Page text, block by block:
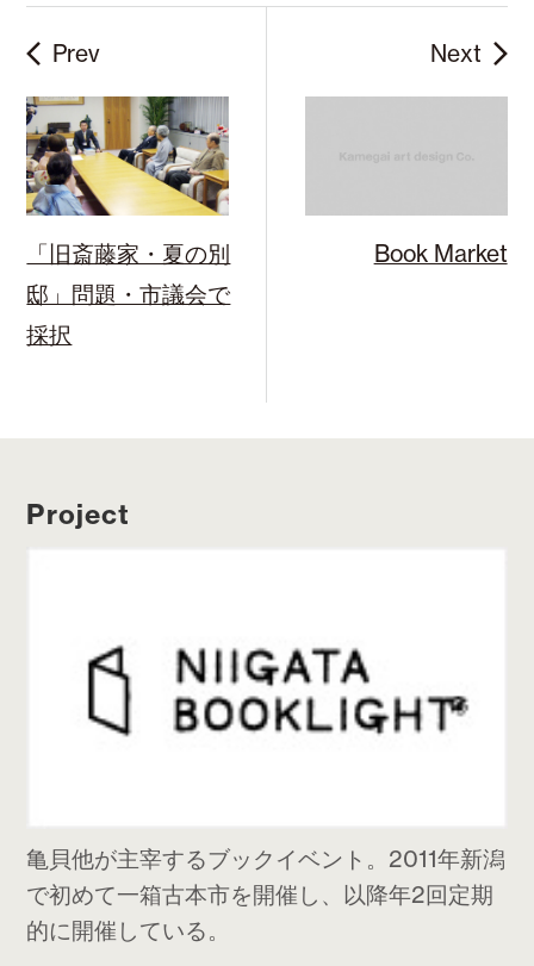
a
c
b
o
o
k
w
t
i
e
r
e
s
Prev
「旧斎藤家・夏の別
邸」問題・市議会で
採択
Next
Book Market
Project
亀貝他が主宰するブックイベント。2011年新潟
で初めて一箱古本市を開催し、以降年2回定期
的に開催している。